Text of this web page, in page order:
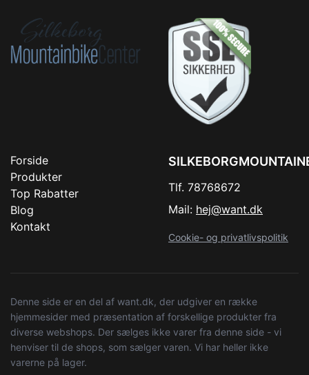
Forside
Produkter
Top Rabatter
Blog
Kontakt
Tlf. 78768672
Mail: hej@want.dk
Cookie- og privatlivspolitik
Denne side er en del af want.dk, der udgiver en række
hjemmesider med præsentation af forskellige produkter fra
diverse webshops. Der sælges ikke varer fra denne side - vi
henviser til de shops, som sælger varen. Vi har heller ikke
varerne på lager.